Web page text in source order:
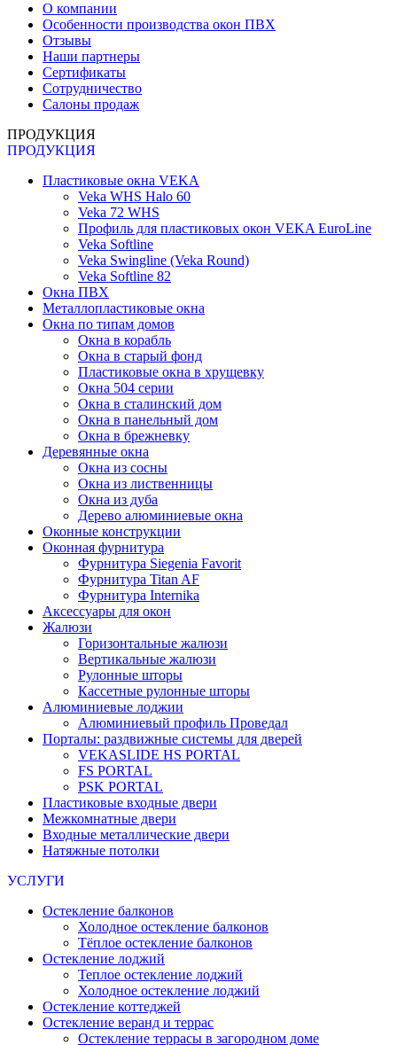
О компании
Особенности производства окон ПВХ
Отзывы
Наши партнеры
Сертификаты
Сотрудничество
Салоны продаж
ПРОДУКЦИЯ
ПРОДУКЦИЯ
Пластиковые окна VEKA
Veka WHS Halo 60
Veka 72 WHS
Профиль для пластиковых окон VEKA EuroLine
Veka Softline
Veka Swingline (Veka Round)
Veka Softline 82
Окна ПВХ
Металлопластиковые окна
Окна по типам домов
Окна в корабль
Окна в старый фонд
Пластиковые окна в хрущевку
Окна 504 серии
Окна в сталинский дом
Окна в панельный дом
Окна в брежневку
Деревянные окна
Окна из сосны
Окна из лиственницы
Окна из дуба
Дерево алюминиевые окна
Оконные конструкции
Оконная фурнитура
Фурнитура Siegenia Favorit
Фурнитура Titan AF
Фурнитура Internika
Аксессуары для окон
Жалюзи
Горизонтальные жалюзи
Вертикальные жалюзи
Рулонные шторы
Кассетные рулонные шторы
Алюминиевые лоджии
Алюминиевый профиль Проведал
Порталы: раздвижные системы для дверей
VEKASLIDE HS PORTAL
FS PORTAL
PSK PORTAL
Пластиковые входные двери
Межкомнатные двери
Входные металлические двери
Натяжные потолки
УСЛУГИ
Остекление балконов
Холодное остекление балконов
Тёплое остекление балконов
Остекление лоджий
Теплое остекление лоджий
Холодное остекление лоджий
Остекление коттеджей
Остекление веранд и террас
Остекление террасы в загородном доме